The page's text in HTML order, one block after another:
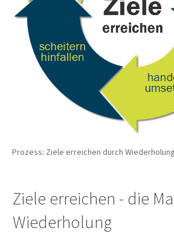
Prozess: Ziele erreichen durch Wiederholung
Ziele erreichen - die
Wiederholung